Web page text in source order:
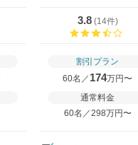
3.8(14件)
割引プラン
60名／ 174万円〜
通常料金
60名／298万円〜